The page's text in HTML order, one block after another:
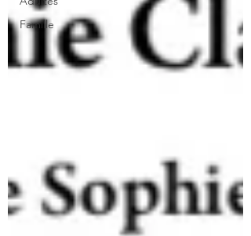
Famille